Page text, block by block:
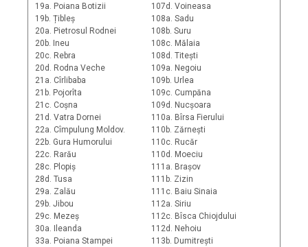
19a. Poiana Botizii
19b. Țibleș
20a. Pietrosul Rodnei
20b. Ineu
20c. Rebra
20d. Rodna Veche
21a. Cîrlibaba
21b. Pojorîta
21c. Coșna
21d. Vatra Dornei
22a. Cîmpulung Moldov.
22b. Gura Humorului
22c. Rarău
28c. Plopiș
28d. Tusa
29a. Zalău
29b. Jibou
29c. Mezeș
30a. Ileanda
33a. Poiana Stampei
107d. Voineasa
108a. Sadu
108b. Suru
108c. Mălaia
108d. Titești
109a. Negoiu
109b. Urlea
109c. Cumpăna
109d. Nucșoara
110a. Bîrsa Fierului
110b. Zărnești
110c. Rucăr
110d. Moeciu
111a. Brașov
111b. Zizin
111c. Baiu Sinaia
112a. Siriu
112c. Bîsca Chiojdului
112d. Nehoiu
113b. Dumitrești